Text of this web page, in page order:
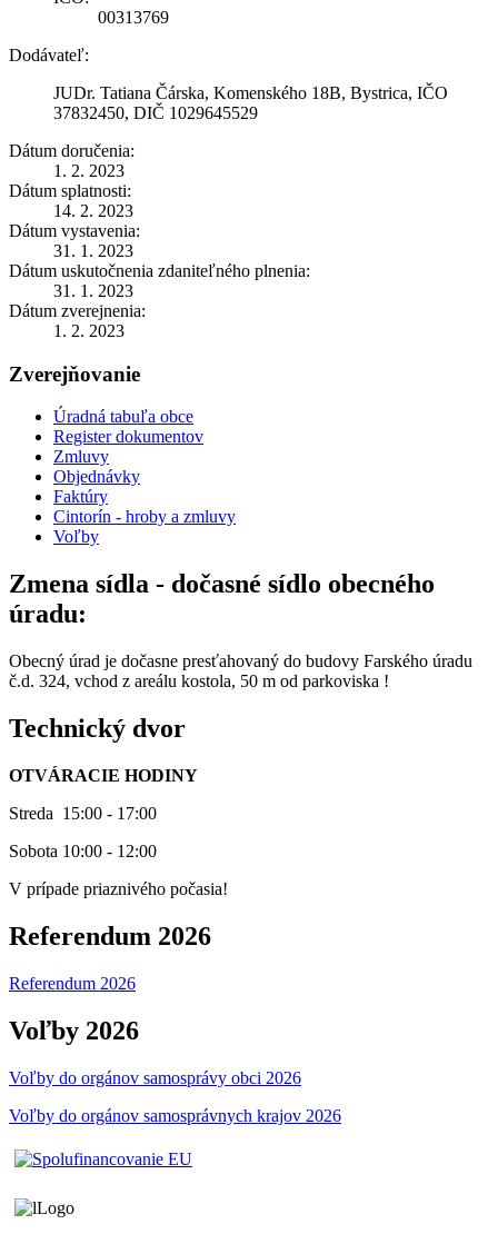
00313769
Dodávateľ:
JUDr. Tatiana Čárska, Komenského 18B, Bystrica, IČO
37832450, DIČ 1029645529
Dátum doručenia:
1. 2. 2023
Dátum splatnosti:
14. 2. 2023
Dátum vystavenia:
31. 1. 2023
Dátum uskutočnenia zdaniteľného plnenia:
31. 1. 2023
Dátum zverejnenia:
1. 2. 2023
Zverejňovanie
Úradná tabuľa obce
Register dokumentov
Zmluvy
Objednávky
Faktúry
Cintorín - hroby a zmluvy
Voľby
Zmena sídla - dočasné sídlo obecného
úradu:
Obecný úrad je dočasne presťahovaný do budovy Farského úradu
č.d. 324, vchod z areálu kostola, 50 m od parkoviska !
Technický dvor
OTVÁRACIE HODINY
Streda 15:00 - 17:00
Sobota 10:00 - 12:00
V prípade priaznivého počasia!
Referendum 2026
Referendum 2026
Voľby 2026
Voľby do orgánov samosprávy obci 2026
Voľby do orgánov samosprávnych krajov 2026